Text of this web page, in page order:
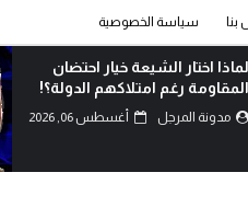
بنا سياسة الخصوصية
العراق بين الأزمة وخيارات النجاة:
كيف يمكن تحويل التحديات إلى
فرصة للإصلا...